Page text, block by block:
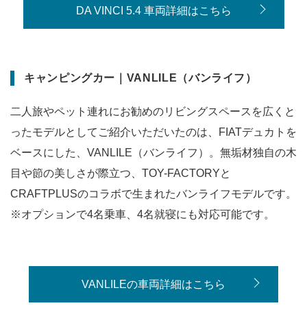
DA VINCI 5.4 車両詳細はこちら
キャンピングカー｜VANLILE（バンライフ）
二人旅やペット連れにお勧めのリビングスペースを広くと
ったモデルとしてご紹介いただいたのは、FIATデュカトを
ベースにした、VANLILE（バンライフ）。無垢材独自の木
目や節の美しさが際立つ、TOY-FACTORYと
CRAFTPLUSのコラボで生まれたバンライフモデルです。
※オプションで4名乗車、4名就寝にも対応可能です。
VANLILEの車両詳細はこちら